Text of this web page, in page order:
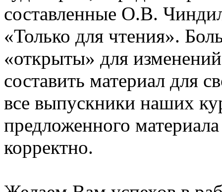
составленные О.В.
«Только для чтения».
«открыты» для
составить материал для
все выпускники наших
предложенного
корректно.